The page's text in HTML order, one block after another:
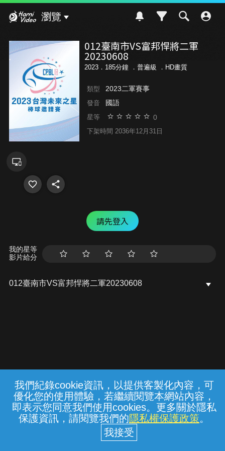
我們紀錄cookie資訊，以提供客製化內容，可
優化您的使用體驗，若繼續閱覽本網站內容，
即表示您同意我們使用cookies。更多關於隱私
保護資訊，請閱覽我們的隱私權保護政策。
瀏覽
012臺南市VS富邦悍將二軍
20230608
2023．185分鐘 ． 普遍級 ．HD畫質
類型 2023二軍賽事
發音 國語
星等 0
下架時間 2036年12月31日
請先登入
我的星等
影片給分
012臺南市VS富邦悍將二軍20230608
常見問題 線上客服 服務條款 隱私權保護
中華電信股份有限公司個人家庭分公司
(統一編號：96979949) © 2026
{{notifyMsg}}